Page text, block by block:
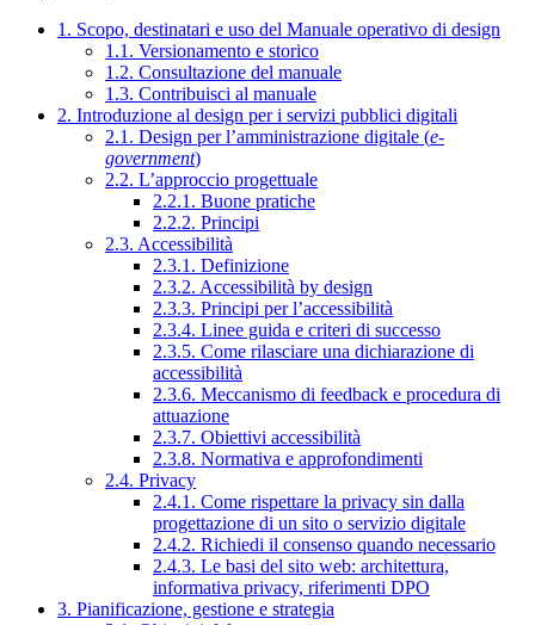
1. Scopo, destinatari e uso del Manuale operativo di design
1.1. Versionamento e storico
1.2. Consultazione del manuale
1.3. Contribuisci al manuale
2. Introduzione al design per i servizi pubblici digitali
2.1. Design per l’amministrazione digitale (e-
government)
2.2. L’approccio progettuale
2.2.1. Buone pratiche
2.2.2. Principi
2.3. Accessibilità
2.3.1. Definizione
2.3.2. Accessibilità by design
2.3.3. Principi per l’accessibilità
2.3.4. Linee guida e criteri di successo
2.3.5. Come rilasciare una dichiarazione di
accessibilità
2.3.6. Meccanismo di feedback e procedura di
attuazione
2.3.7. Obiettivi accessibilità
2.3.8. Normativa e approfondimenti
2.4. Privacy
2.4.1. Come rispettare la privacy sin dalla
progettazione di un sito o servizio digitale
2.4.2. Richiedi il consenso quando necessario
2.4.3. Le basi del sito web: architettura,
informativa privacy, riferimenti DPO
3. Pianificazione, gestione e strategia